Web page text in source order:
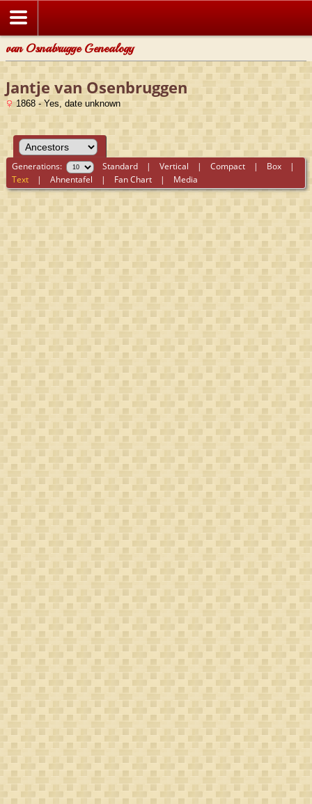
van Osnabrugge Genealogy
Jantje van Osenbruggen
1868 - Yes, date unknown
Generations: Standard |Vertical |Compact | Box |
Text |Ahnentafel | Fan Chart | Media